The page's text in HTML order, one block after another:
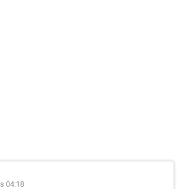
04:18